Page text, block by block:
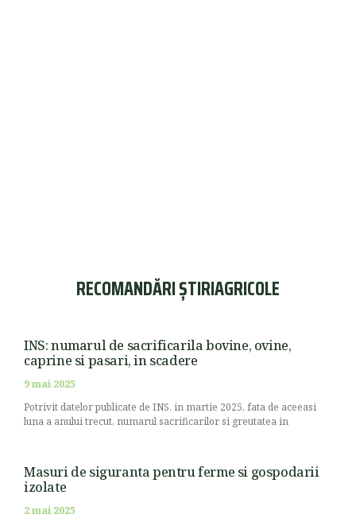
RECOMANDĂRI ȘTIRIAGRICOLE
INS: numarul de sacrificarila bovine, ovine,
caprine si pasari, in scadere
9 mai 2025
Potrivit datelor publicate de INS, in martie 2025, fata de aceeasi
luna a anului trecut, numarul sacrificarilor si greutatea in
Masuri de siguranta pentru ferme si gospodarii
izolate
2 mai 2025